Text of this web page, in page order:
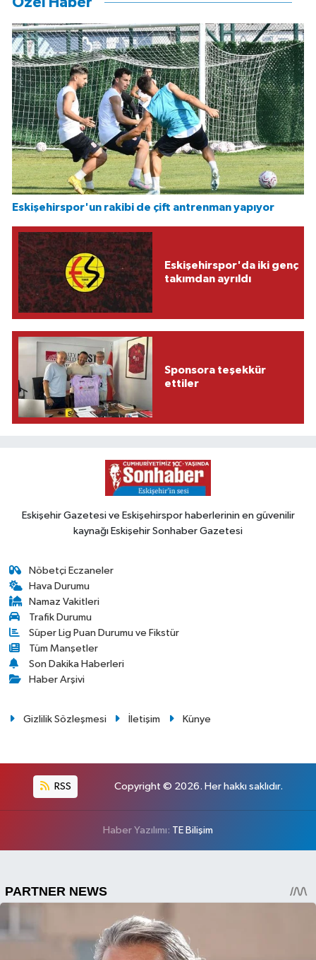
Eskişehirspor'un rakibi de çift antrenman yapıyor
Eskişehirspor'da iki genç
takımdan ayrıldı
Sponsora teşekkür
ettiler
Eskişehir Gazetesi ve Eskişehirspor haberlerinin en güvenilir
kaynağı Eskişehir Sonhaber Gazetesi
Nöbetçi Eczaneler
Hava Durumu
Namaz Vakitleri
Trafik Durumu
Süper Lig Puan Durumu ve Fikstür
Tüm Manşetler
Son Dakika Haberleri
Haber Arşivi
Gizlilik Sözleşmesi İletişim Künye
RSS Copyright © 2026. Her hakkı saklıdır.
Haber Yazılımı: TE Bilişim